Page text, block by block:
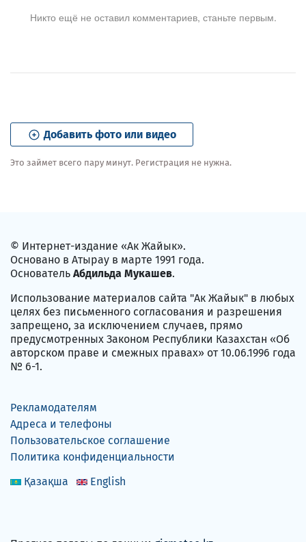
Никто ещё не оставил комментариев, станьте первым.
Добавить фото или видео
Это займет всего пару минут. Регистрация не нужна.
© Интернет-издание «Ак Жайык».
Основано в Атырау в марте 1991 года.
Основатель Абдильда Мукашев.
Использование материалов сайта "Ак Жайык" в любых
целях без письменного согласования и разрешения
запрещено, за исключением случаев, прямо
предусмотренных Законом Республики Казахстан «Об
авторском праве и смежных правах» от 10.06.1996 года
№ 6-1.
Рекламодателям
Адреса и телефоны
Пользовательское соглашение
Политика конфиденциальности
Қазақша
English